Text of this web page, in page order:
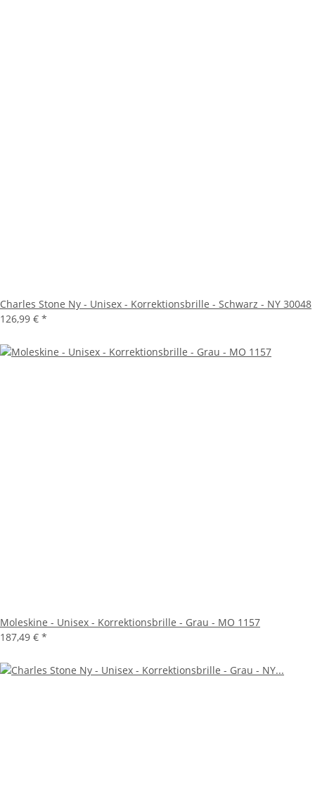
Charles Stone Ny - Unisex - Korrektionsbrille - Schwarz - NY 30048
126,99 € *
Moleskine - Unisex - Korrektionsbrille - Grau - MO 1157
187,49 € *